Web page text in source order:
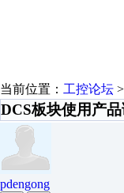
当前位置： 工控论坛
DCS板块使用产
pdengong